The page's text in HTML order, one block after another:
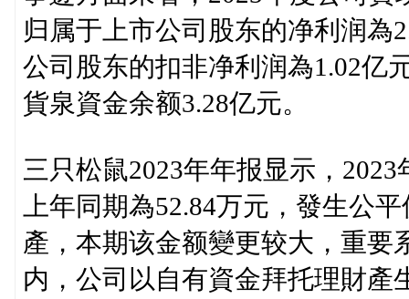
归属于上市公司股东的净利润為
公司股东的扣非净利润為1.02亿
貨泉資金余额3.28亿元。
三只松鼠2023年年报显示，
上年同期為52.84万元，發生公
產，本期该金额變更较大，重要
内，公司以自有資金拜托理財產